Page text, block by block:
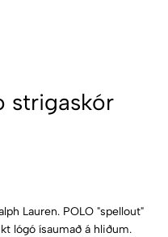
strigaskór
Lauren. POLO "spellout"
lógó ísaumað á hliðum.